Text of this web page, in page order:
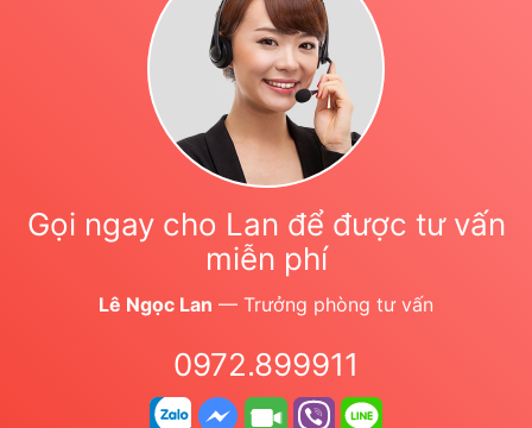
Gọi ngay cho Lan để được tư vấn
miễn phí
Lê Ngọc Lan — Trưởng phòng tư vấn
0972.899911